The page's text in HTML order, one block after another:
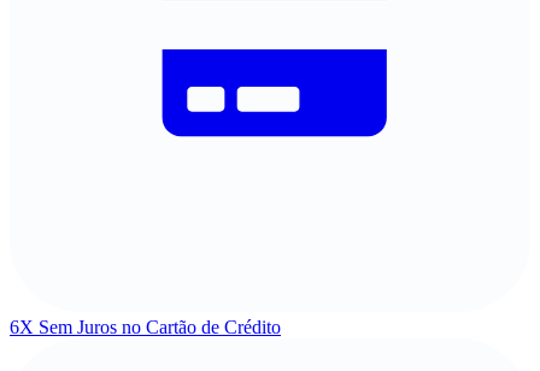
6X Sem Juros no Cartão de Crédito